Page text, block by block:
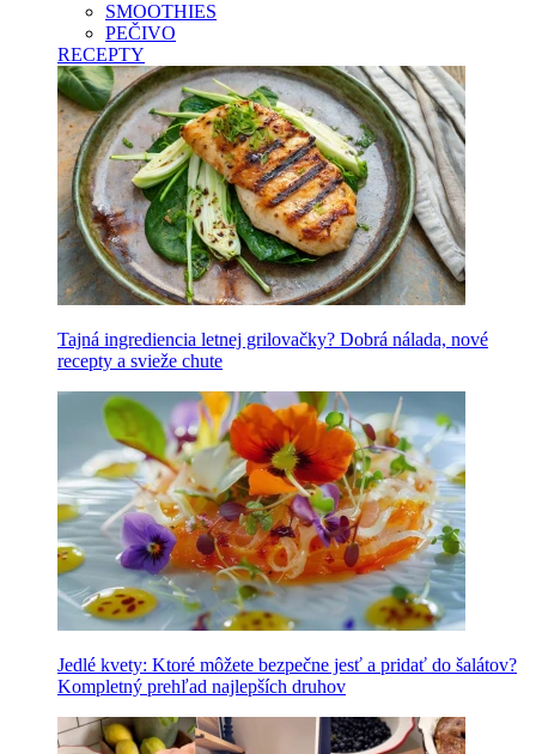
SMOOTHIES
PEČIVO
RECEPTY
Tajná ingrediencia letnej grilovačky? Dobrá nálada, nové
recepty a svieže chute
Jedlé kvety: Ktoré môžete bezpečne jesť a pridať do šalátov?
Kompletný prehľad najlepších druhov